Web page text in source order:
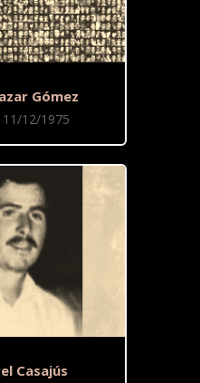
Gómez
12/1975
Casajús